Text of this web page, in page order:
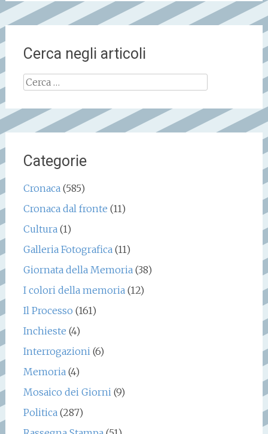
Cerca negli articoli
Ricerca
Categorie
Cronaca(585)
Cronaca dal fronte (11)
Cultura(1)
Galleria Fotografica(11)
Giornata della Memoria(38)
I colori della memoria(12)
Il Processo (161)
Inchieste (4)
Interrogazioni(6)
Memoria(4)
Mosaico dei Giorni(9)
Politica(287)